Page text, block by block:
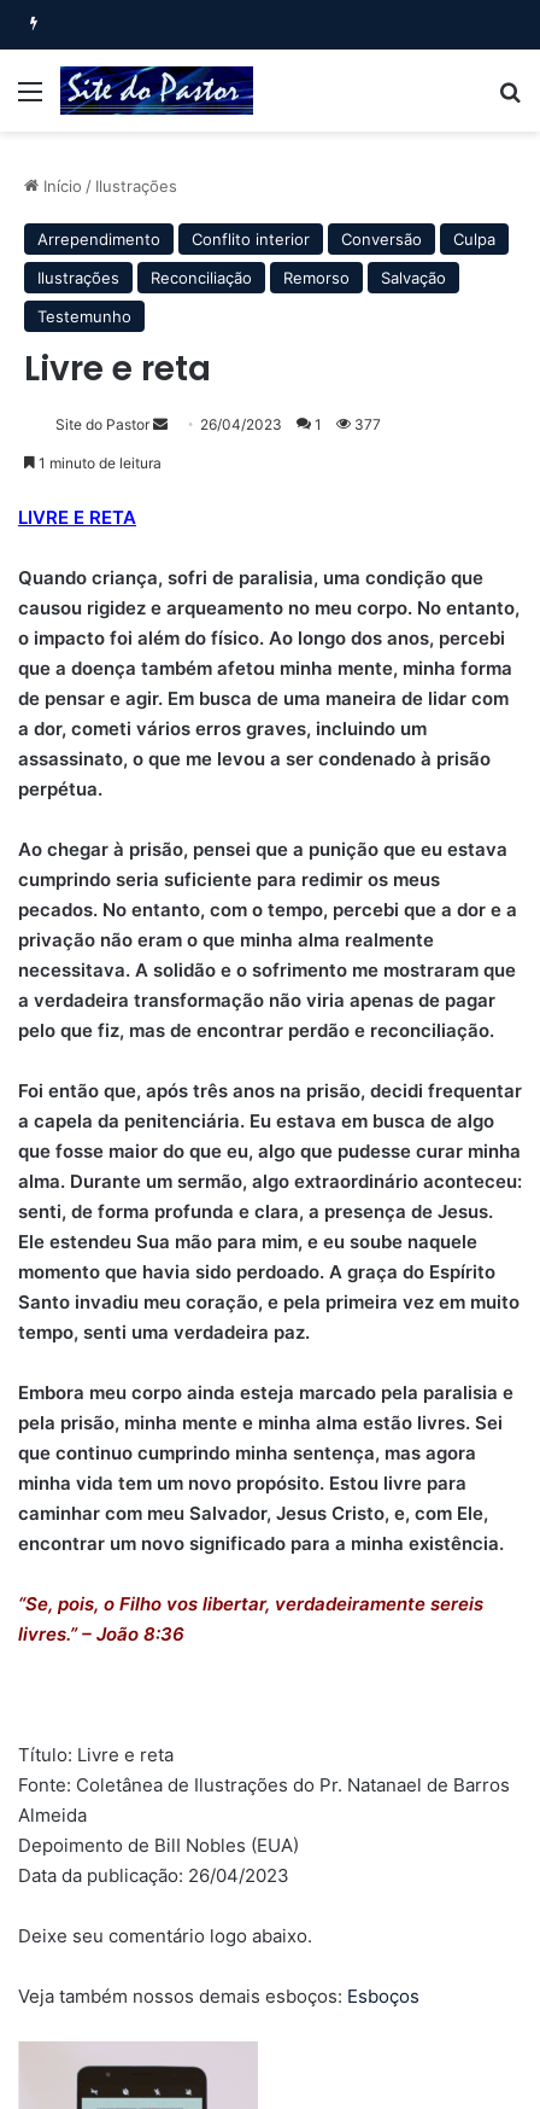
Menu
Início / Ilustrações
Arrependimento Conflito interior Conversão
Culpa
Ilustrações
Reconciliação Remorso
Salvação
Testemunho
Livre e reta
Site do Pastor
Mande26/04/2023 1 377
1 minuto de leitura
LIVRE E RETA
Quando criança, sofri de paralisia, uma condição que
causou rigidez e arqueamento no meu corpo. No entanto,
o impacto foi além do físico. Ao longo dos anos, percebi
que a doença também afetou minha mente, minha forma
de pensar e agir. Em busca de uma maneira de lidar com
a dor, cometi vários erros graves, incluindo um
assassinato, o que me levou a ser condenado à prisão
perpétua.
Ao chegar à prisão, pensei que a punição que eu estava
cumprindo seria suficiente para redimir os meus
pecados. No entanto, com o tempo, percebi que a dor e a
privação não eram o que minha alma realmente
necessitava. A solidão e o sofrimento me mostraram que
a verdadeira transformação não viria apenas de pagar
pelo que fiz, mas de encontrar perdão e reconciliação.
Foi então que, após três anos na prisão, decidi frequentar
a capela da penitenciária. Eu estava em busca de algo
que fosse maior do que eu, algo que pudesse curar minha
alma. Durante um sermão, algo extraordinário aconteceu:
senti, de forma profunda e clara, a presença de Jesus.
Ele estendeu Sua mão para mim, e eu soube naquele
momento que havia sido perdoado. A graça do Espírito
Santo invadiu meu coração, e pela primeira vez em muito
tempo, senti uma verdadeira paz.
Embora meu corpo ainda esteja marcado pela paralisia e
pela prisão, minha mente e minha alma estão livres. Sei
que continuo cumprindo minha sentença, mas agora
minha vida tem um novo propósito. Estou livre para
caminhar com meu Salvador, Jesus Cristo, e, com Ele,
encontrar um novo significado para a minha existência.
“Se, pois, o Filho vos libertar, verdadeiramente sereis
livres.” – João 8:36
Título: Livre e reta
Fonte: Coletânea de Ilustrações do Pr. Natanael de Barros
Almeida
Depoimento de BilI Nobles (EUA)
Data da publicação: 26/04/2023
Deixe seu comentário logo abaixo.
Veja também nossos demais esboços: Esboços